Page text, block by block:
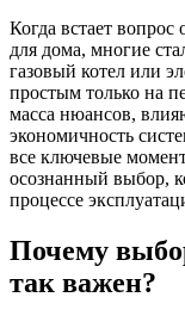
Когда встает
для дома, многие
газовый котел или
простым только на
масса нюансов,
экономичность
все ключевые
осознанный выбор,
процессе
Почему
так важен?